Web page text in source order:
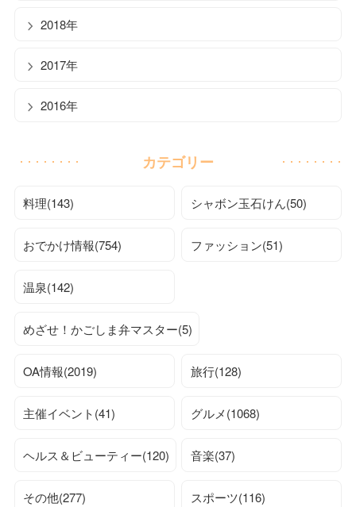
2018年
2017年
2016年
カテゴリー
料理(143) シャボン玉石けん(50)
おでかけ情報(754) ファッション(51)
温泉(142)
めざせ！かごしま弁マスター(5)
OA情報(2019) 旅行(128)
主催イベント(41) グルメ(1068)
ヘルス＆ビューティー(120) 音楽(37)
その他(277) スポーツ(116)